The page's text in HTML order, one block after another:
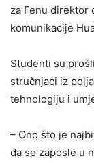
za Fenu direktor
komunikacije
Studenti su
stručnjaci iz
tehnologiju i
– Ono što je
da se zaposle u